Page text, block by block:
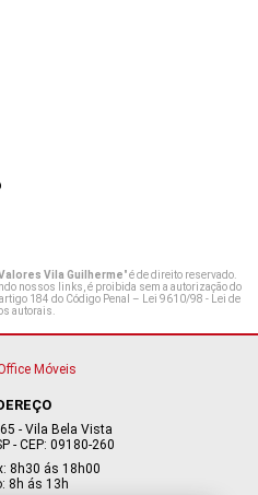
Vila Guilherme" é de direito reservado.
nossos links, é proibida sem a autorização do
184 do Código Penal – Lei 9610/98 - Lei de
autorais.
- Vila Bela Vista
- CEP: 09180-260
8h30 ás 18h00
8h ás 13h